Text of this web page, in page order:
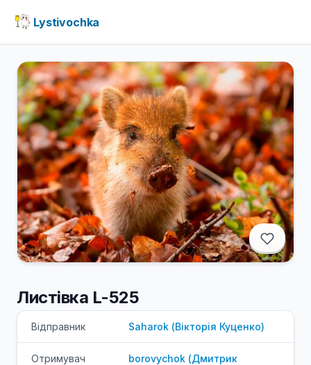
Lystivochka
Листівка L-525
Відправник Saharok (Вікторія Куценко)
Отримувач borovychok (Дмитрик